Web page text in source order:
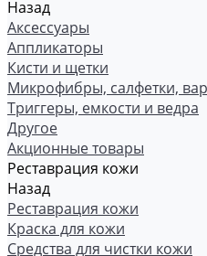
Назад
Аксессуары
Аппликаторы
Кисти и щетки
Микрофибры, салфетки,
Триггеры, емкости и ведра
Другое
Акционные товары
Реставрация кожи
Назад
Реставрация кожи
Краска для кожи
Средства для чистки кожи